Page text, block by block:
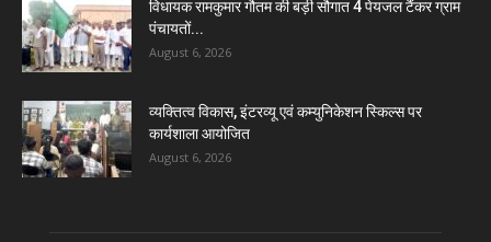
विधायक रामकुमार गौतम की बड़ी सौगात 4 पेयजल टैंकर ग्राम
पंचायतों...
August 6, 2026
व्यक्तित्व विकास, इंटरव्यू एवं कम्युनिकेशन स्किल्स पर
कार्यशाला आयोजित
August 6, 2026